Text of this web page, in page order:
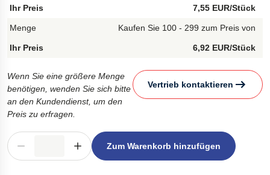
7,55 EUR/Stück
Kaufen Sie 100 - 299 zum Preis von
6,92 EUR/Stück
Wenn Sie eine größere Menge
benötigen, wenden Sie sich bitte
an den Kundendienst, um den
Preis zu erfragen.
Vertrieb kontaktieren
Zum Warenkorb hinzufügen